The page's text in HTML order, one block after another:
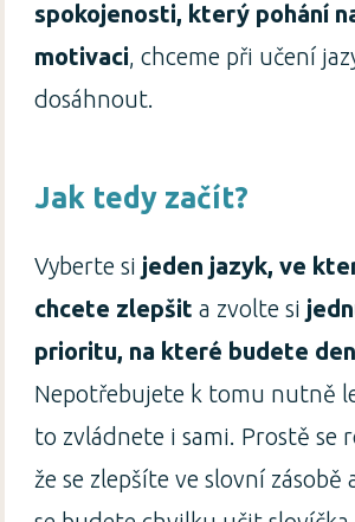
spokojenosti, který pohání
motivaci , chceme při učení
dosáhnout.
Jak tedy začít?
Vyberte si jeden jazyk, ve
chcete zlepšit a zvolte si
prioritu, na které budete
Nepotřebujete k tomu nutně
to zvládnete i sami. Prostě se
že se zlepšíte ve slovní zásobě